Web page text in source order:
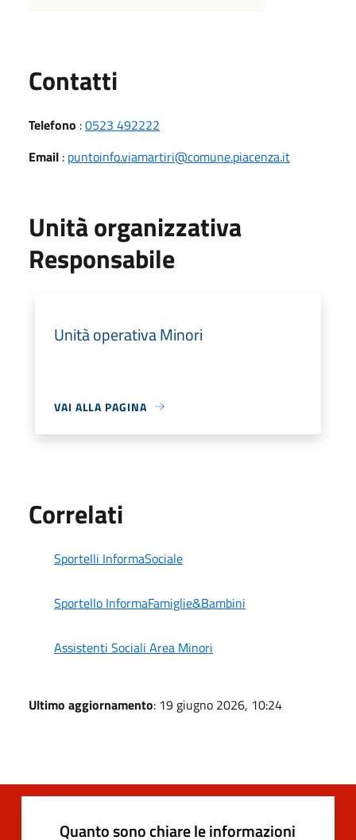
Contatti
Telefono :0523 492222
Email : puntoinfo.viamartiri@comune.piacenza.it
Unità organizzativa
Responsabile
Unità operativa Minori
VAI ALLA PAGINA
Correlati
Sportelli InformaSociale
Sportello InformaFamiglie&Bambini
Assistenti Sociali Area Minori
Ultimo aggiornamento: 19 giugno 2026, 10:24
Quanto sono chiare le informazioni